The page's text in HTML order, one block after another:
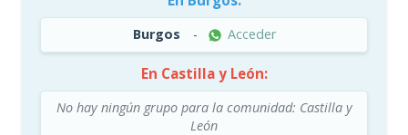
Burgos - Acceder
En Castilla y León:
No hay ningún grupo para la comunidad: Castilla y
León